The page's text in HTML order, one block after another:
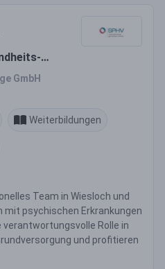
GmbH
Weiterbildungen
Team in Wiesloch und
psychischen Erkrankungen
verantwortungsvolle Rolle in
und profitieren